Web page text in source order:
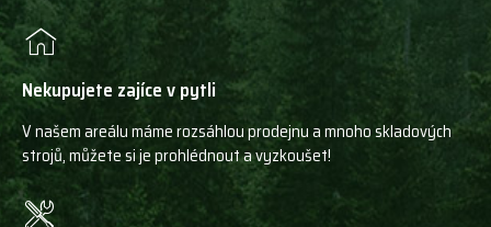
Nekupujete zajíce v pytli
V našem areálu máme rozsáhlou prodejnu a mnoho skladových
strojů, můžete si je prohlédnout a vyzkoušet!